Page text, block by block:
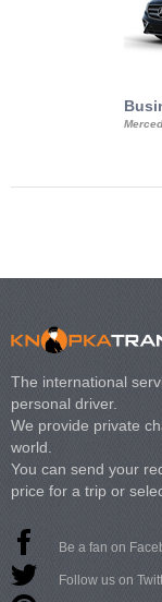
The international
personal driver.
We provide private
world.
You can send your
price for a trip or
Be a fan on
Follow us on